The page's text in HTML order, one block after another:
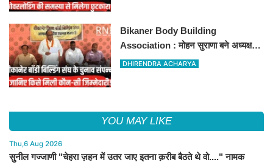
Bikaner Body Building
Association : मोहन सुराणा बने अध्यक्ष;
अरुण व्यास सचिव निर्विरोध निर्वाचित
DHIRENDRA ACHARYA
YOU MAY LIKE
Thu,6 Aug 2026
सुनील गज्जाणी "चेहरा ज़हन में उतर जाए इतना क़रीब बैठते थे वो...." नामक